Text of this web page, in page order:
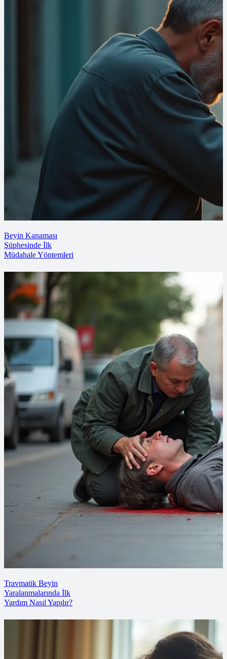
Beyin Kanaması
Şüphesinde İlk
Müdahale Yöntemleri
Travmatik Beyin
Yaralanmalarında İlk
Yardım Nasıl Yapılır?